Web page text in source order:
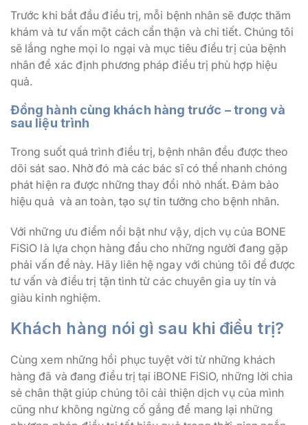
Trước khi bắt đầu điều trị, mỗi bệnh nhân sẽ được thăm
khám và tư vấn một cách cẩn thận và chi tiết. Chúng tôi
sẽ lắng nghe mọi lo ngại và mục tiêu điều trị của bệnh
nhân để xác định phương pháp điều trị phù hợp hiệu
quả.
Đồng hành cùng khách hàng trước – trong và
sau liệu trình
Trong suốt quá trình điều trị, bệnh nhân đều được theo
dõi sát sao. Nhờ đó mà các bác sĩ có thể nhanh chóng
phát hiện ra được những thay đổi nhỏ nhất. Đảm bảo
hiệu quả và an toàn, tạo sự tin tưởng cho bệnh nhân.
Với những ưu điểm nổi bật như vậy, dịch vụ của BONE
FiSiO là lựa chọn hàng đầu cho những người đang gặp
phải vấn đề này. Hãy liên hệ ngay với chúng tôi để được
tư vấn và điều trị tận tình từ các chuyên gia uy tín và
giàu kinh nghiệm.
Khách hàng nói gì sau khi điều trị?
Cùng xem những hồi phục tuyệt vời từ những khách
hàng đã và đang điều trị tại iBONE FiSiO, những lời chia
sẻ chân thật giúp chúng tôi cải thiện dịch vụ của mình
cũng như không ngừng cố gắng để mang lại những